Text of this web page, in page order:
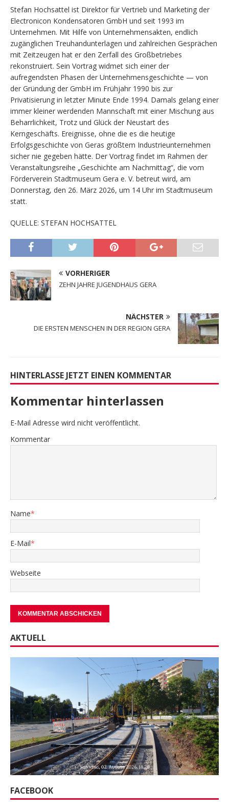
Stefan Hochsattel ist Direktor für Vertrieb und Marketing der
Electronicon Kondensatoren GmbH und seit 1993 im
Unternehmen. Mit Hilfe von Unternehmensakten, endlich
zugänglichen Treuhandunterlagen und zahlreichen Gesprächen
mit Zeitzeugen hat er den Zerfall des Großbetriebes
rekonstruiert. Sein Vortrag widmet sich einer der
aufregendsten Phasen der Unternehmensgeschichte — von
der Gründung der GmbH im Frühjahr 1990 bis zur
Privatisierung in letzter Minute Ende 1994. Damals gelang einer
immer kleiner werdenden Mannschaft mit einer Mischung aus
Beharrlichkeit, Trotz und Glück der Neustart des
Kerngeschäfts. Ereignisse, ohne die es die heutige
Erfolgsgeschichte von Geras größtem Industrieunternehmen
sicher nie gegeben hätte. Der Vortrag findet im Rahmen der
Veranstaltungsreihe „Geschichte am Nachmittag“, die vom
Förderverein Stadtmuseum Gera e. V. betreut wird, am
Donnerstag, den 26. März 2026, um 14 Uhr im Stadtmuseum
statt.
QUELLE: STEFAN HOCHSATTEL
VORHERIGER
ZEHN JAHRE JUGENDHAUS GERA
NÄCHSTER
DIE ERSTEN MENSCHEN IN DER REGION GERA
HINTERLASSE JETZT EINEN KOMMENTAR
Kommentar hinterlassen
E-Mail Adresse wird nicht veröffentlicht.
Kommentar
Name*
E-Mail*
Webseite
AKTUELL
FACEBOOK